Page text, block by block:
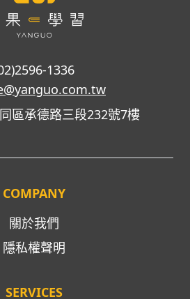
1336
區承德路三段232號7樓
COMPANY
關於我們
隱私權聲明
SERVICES